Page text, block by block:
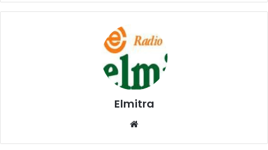
Elmitra
Website